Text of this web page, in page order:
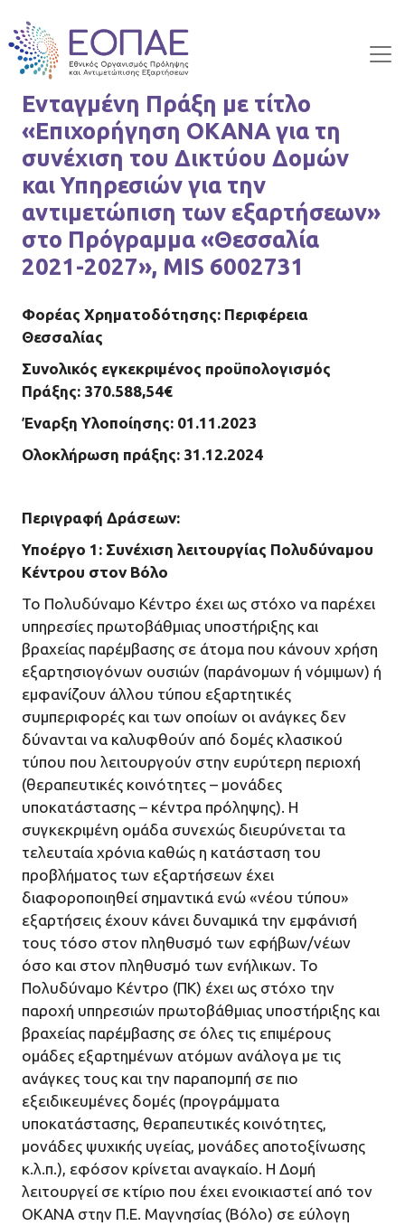
Ενταγμένη Πράξη με τίτλο
«Επιχορήγηση ΟΚΑΝΑ για τη
συνέχιση του Δικτύου Δομών
και Υπηρεσιών για την
αντιμετώπιση των εξαρτήσεων»
στο Πρόγραμμα «Θεσσαλία
2021-2027», MIS 6002731
Φορέας Χρηματοδότησης: Περιφέρεια
Θεσσαλίας
Συνολικός εγκεκριμένος προϋπολογισμός
Πράξης: 370.588,54€
Έναρξη Υλοποίησης: 01.11.2023
Ολοκλήρωση πράξης: 31.12.2024
Περιγραφή Δράσεων:
Υποέργο 1: Συνέχιση λειτουργίας Πολυδύναμου
Κέντρου στον Βόλο
Το Πολυδύναμο Κέντρο έχει ως στόχο να παρέχει
υπηρεσίες πρωτοβάθμιας υποστήριξης και
βραχείας παρέμβασης σε άτομα που κάνουν χρήση
εξαρτησιογόνων ουσιών (παράνομων ή νόμιμων) ή
εμφανίζουν άλλου τύπου εξαρτητικές
συμπεριφορές και των οποίων οι ανάγκες δεν
δύνανται να καλυφθούν από δομές κλασικού
τύπου που λειτουργούν στην ευρύτερη περιοχή
(θεραπευτικές κοινότητες – μονάδες
υποκατάστασης – κέντρα πρόληψης). Η
συγκεκριμένη ομάδα συνεχώς διευρύνεται τα
τελευταία χρόνια καθώς η κατάσταση του
προβλήματος των εξαρτήσεων έχει
διαφοροποιηθεί σημαντικά ενώ «νέου τύπου»
εξαρτήσεις έχουν κάνει δυναμικά την εμφάνισή
τους τόσο στον πληθυσμό των εφήβων/νέων
όσο και στον πληθυσμό των ενήλικων. Το
Πολυδύναμο Κέντρο (ΠΚ) έχει ως στόχο την
παροχή υπηρεσιών πρωτοβάθμιας υποστήριξης και
βραχείας παρέμβασης σε όλες τις επιμέρους
ομάδες εξαρτημένων ατόμων ανάλογα με τις
ανάγκες τους και την παραπομπή σε πιο
εξειδικευμένες δομές (προγράμματα
υποκατάστασης, θεραπευτικές κοινότητες,
μονάδες ψυχικής υγείας, μονάδες αποτοξίνωσης
κ.λ.π.), εφόσον κρίνεται αναγκαίο. Η Δομή
λειτουργεί σε κτίριο που έχει ενοικιαστεί από τον
ΟΚΑΝΑ στην Π.Ε. Μαγνησίας (Βόλο) σε εύλογη